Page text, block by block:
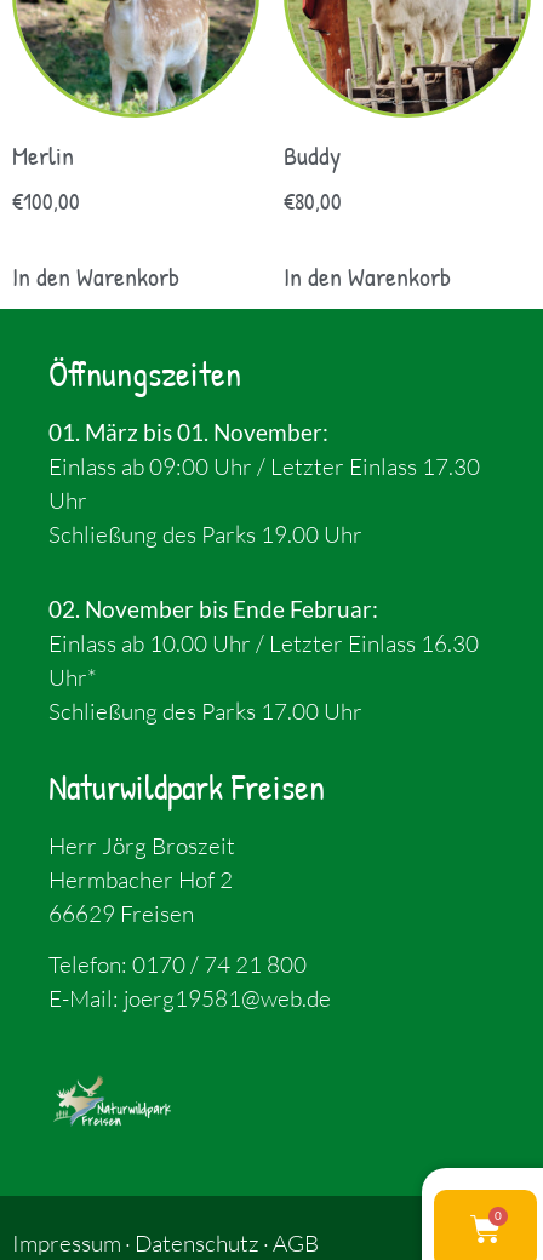
Merlin
€100,00
In den Warenkorb
Buddy
€80,00
In den Warenkorb
Öffnungszeiten
01. März bis 01. November:
Einlass ab 09:00 Uhr / Letzter Einlass 17.30
Uhr
Schließung des Parks 19.00 Uhr
02. November bis Ende Februar:
Einlass ab 10.00 Uhr / Letzter Einlass 16.30
Uhr*
Schließung des Parks 17.00 Uhr
Naturwildpark Freisen
Herr Jörg Broszeit
Hermbacher Hof 2
66629 Freisen
Telefon: 0170 / 74 21 800
E-Mail: joerg19581@web.de
Impressum · Datenschutz ·AGB
0